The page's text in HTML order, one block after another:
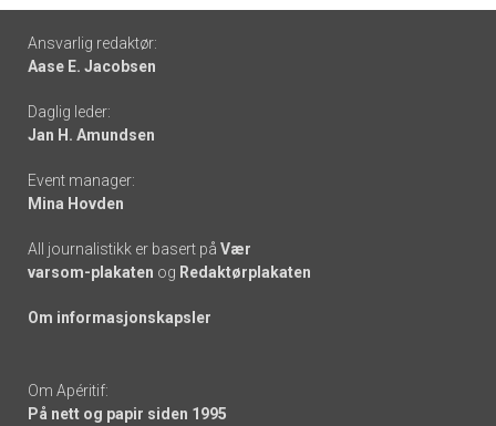
Footer
-
links
Ansvarlig redaktør:
Aase E. Jacobsen
Daglig leder:
Jan H. Amundsen
Event manager:
Mina Hovden
All journalistikk er basert på Vær
varsom-plakaten og Redaktørplakaten
Om informasjonskapsler
Om Apéritif:
På nett og papir siden 1995